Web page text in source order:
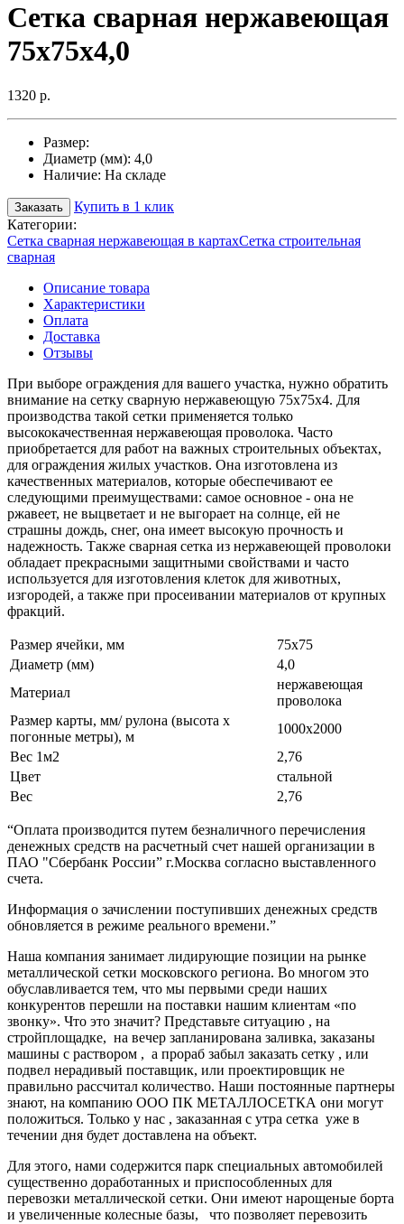
Сетка сварная нержавеющая
75х75х4,0
1320 р.
Размер:
Диаметр (мм): 4,0
Наличие: На складе
Заказать
Купить в 1 клик
Категории:
Сетка сварная нержавеющая в картахСетка строительная
сварная
Описание товара
Характеристики
Оплата
Доставка
Отзывы
При выборе ограждения для вашего участка, нужно обратить
внимание на сетку сварную нержавеющую 75х75х4. Для
производства такой сетки применяется только
высококачественная нержавеющая проволока. Часто
приобретается для работ на важных строительных объектах,
для ограждения жилых участков. Она изготовлена из
качественных материалов, которые обеспечивают ее
следующими преимуществами: самое основное - она не
ржавеет, не выцветает и не выгорает на солнце, ей не
страшны дождь, снег, она имеет высокую прочность и
надежность. Также сварная сетка из нержавеющей проволоки
обладает прекрасными защитными свойствами и часто
используется для изготовления клеток для животных,
изгородей, а также при просеивании материалов от крупных
фракций.
Размер ячейки, мм
75х75
Диаметр (мм)
4,0
Материал
нержавеющая
проволока
Размер карты, мм/ рулона (высота х
погонные метры), м
1000х2000
Вес 1м2
2,76
Цвет
стальной
Вес
2,76
“Оплата производится путем безналичного перечисления
денежных средств на расчетный счет нашей организации в
ПАО "Сбербанк России” г.Москва согласно выставленного
счета.
Информация о зачислении поступивших денежных средств
обновляется в режиме реального времени.”
Наша компания занимает лидирующие позиции на рынке
металлической сетки московского региона. Во многом это
обуславливается тем, что мы первыми среди наших
конкурентов перешли на поставки нашим клиентам «по
звонку». Что это значит? Представьте ситуацию , на
стройплощадке, на вечер запланирована заливка, заказаны
машины с раствором , а прораб забыл заказать сетку , или
подвел нерадивый поставщик, или проектировщик не
правильно рассчитал количество. Наши постоянные партнеры
знают, на компанию ООО ПК МЕТАЛЛОСЕТКА они могут
положиться. Только у нас , заказанная с утра сетка уже в
течении дня будет доставлена на объект.
Для этого, нами содержится парк специальных автомобилей
существенно доработанных и приспособленных для
перевозки металлической сетки. Они имеют нарощеные борта
и увеличенные колесные базы, что позволяет перевозить